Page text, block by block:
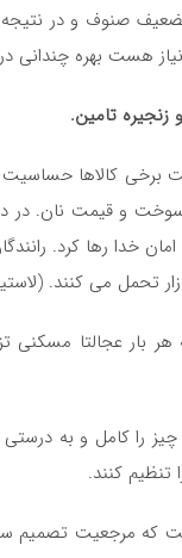
صنوف و در
هست بهره چندانی
تامین.
کالاها حساسیت
و قیمت نان. در
خدا رها کرد.
بازار تحمل می کنند.
بار عجالتا مسکنی
را کامل و به درستی
کنند.
که مرجعیت تصمیم